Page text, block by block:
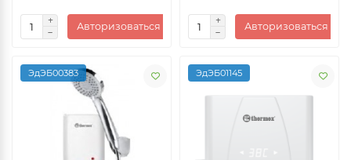
Авторизоваться Авторизоваться
ЭдЭБ00383 ЭдЭБ01145